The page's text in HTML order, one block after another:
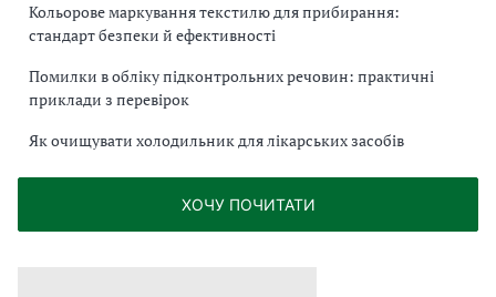
Кольорове маркування текстилю для прибирання:
стандарт безпеки й ефективності
Помилки в обліку підконтрольних речовин: практичні
приклади з перевірок
Як очищувати холодильник для лікарських засобів
ХОЧУ ПОЧИТАТИ